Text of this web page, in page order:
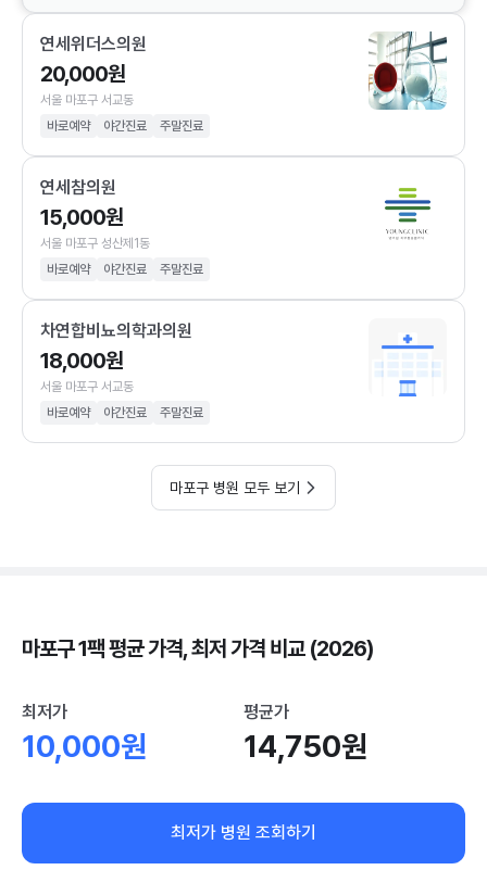
연세위더스의원
20,000원
서울 마포구 서교동
바로예약
야간진료 주말진료
연세참의원
15,000원
서울 마포구 성산제1동
바로예약
야간진료 주말진료
차연합비뇨의학과의원
18,000원
서울 마포구 서교동
바로예약
야간진료 주말진료
마포구 병원 모두 보기
마포구 1팩 평균 가격, 최저 가격 비교 (2026)
최저가
10,000원
평균가
14,750원
최저가 병원 조회하기